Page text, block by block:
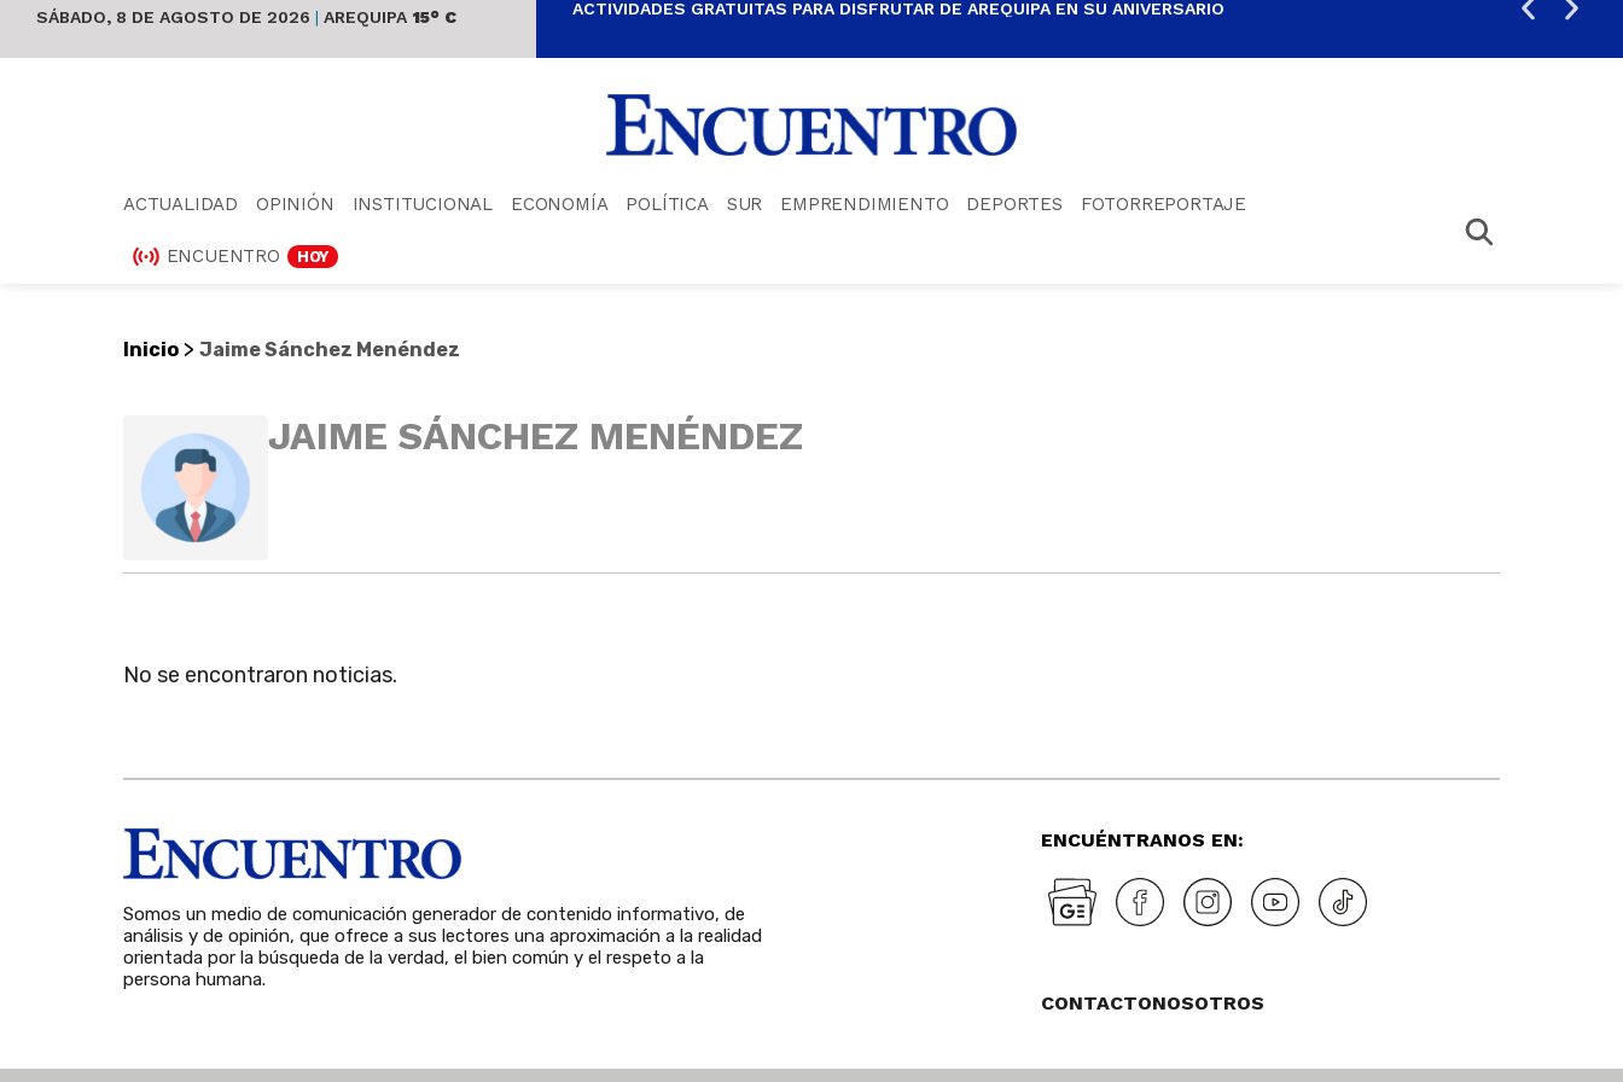
SÁBADO, 8 DE AGOSTO DE 2026 | AREQUIPA 15° C ACTIVIDADES GRATUITAS PARA DISFRUTAR DE AREQUIPA EN SU ANIVERSARIO
ACTUALIDAD OPINIÓN INSTITUCIONAL ECONOMÍA POLÍTICA SUR EMPRENDIMIENTO DEPORTES FOTORREPORTAJE
ENCUENTRO HOY
Inicio > Jaime Sánchez Menéndez
JAIME SÁNCHEZ MENÉNDEZ
No se encontraron noticias.
Somos un medio de comunicación generador de contenido informativo, de
análisis y de opinión, que ofrece a sus lectores una aproximación a la realidad
orientada por la búsqueda de la verdad, el bien común y el respeto a la
persona humana.
ENCUÉNTRANOS EN:
CONTACTONOSOTROS